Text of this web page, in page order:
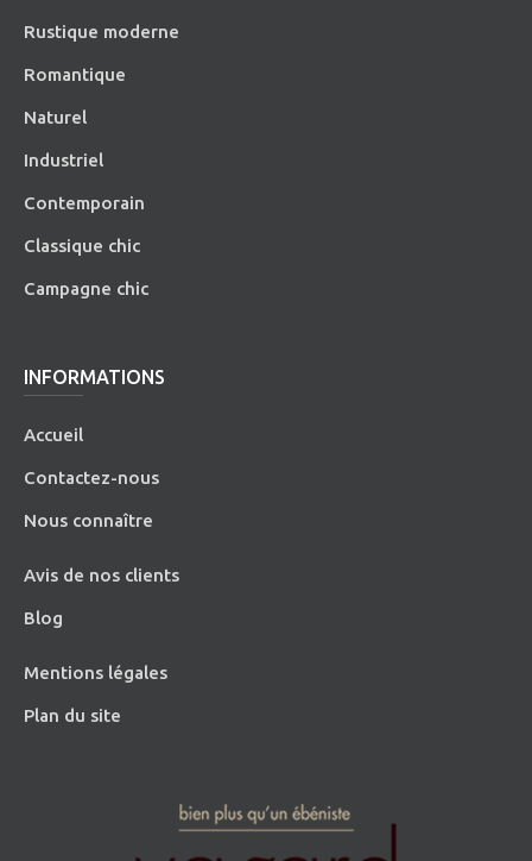
Rustique moderne
Romantique
Naturel
Industriel
Contemporain
Classique chic
Campagne chic
INFORMATIONS
Accueil
Contactez-nous
Nous connaître
Avis de nos clients
Blog
Mentions légales
Plan du site